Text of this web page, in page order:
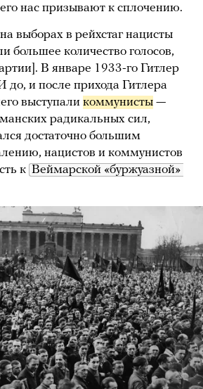
нас призывают к сплочению.
выборах в рейхстаг нацисты
большее количество голосов,
В январе 1933-го Гитлер
до, и после прихода Гитлера
выступали коммунисты —
радикальных сил,
достаточно большим
нацистов и коммунистов
к Веймарской «буржуазной»